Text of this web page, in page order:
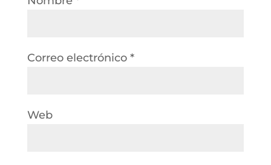
Correo electrónico *
Web